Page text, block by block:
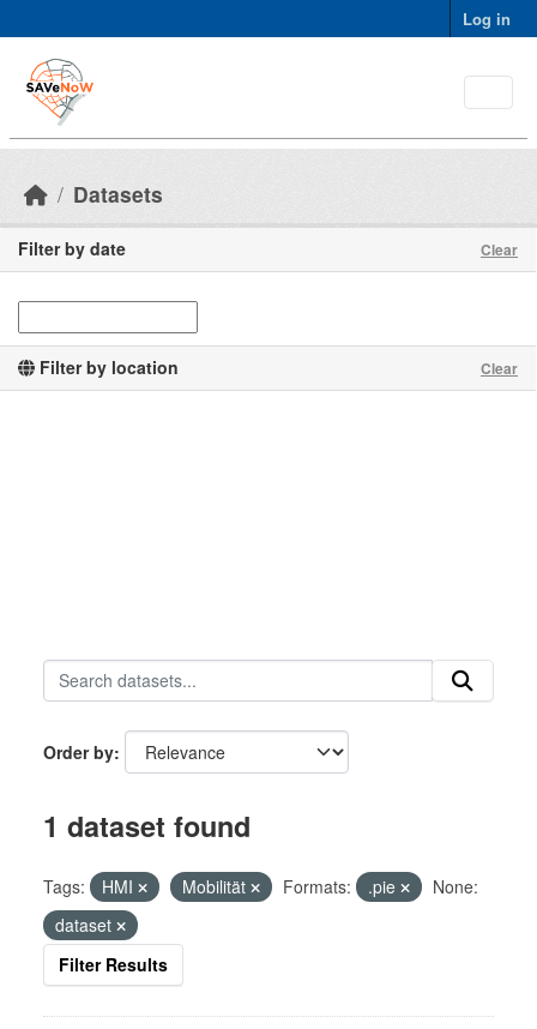
Log in
Datasets
Filter by date Clear
Filter by location Clear
Order by
1 dataset found
Tags: HMI Mobilität Formats: .pie
None:
dataset
Filter Results